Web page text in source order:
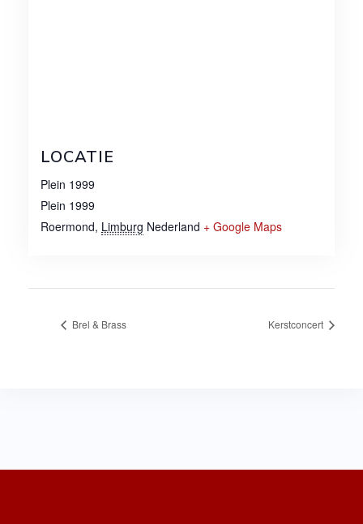
LOCATIE
Plein 1999
Plein 1999
Roermond, Limburg Nederland + Google Maps
Brel & Brass Kerstconcert